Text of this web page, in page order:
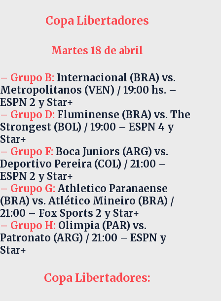
Copa Libertadores
Martes 18 de abril
– Grupo B: Internacional (BRA) vs.
Metropolitanos (VEN) / 19:00 hs. –
ESPN 2 y Star+
– Grupo D: Fluminense (BRA) vs. The
Strongest (BOL) / 19:00 – ESPN 4 y
Star+
– Grupo F: Boca Juniors (ARG) vs.
Deportivo Pereira (COL) / 21:00 –
ESPN 2 y Star+
– Grupo G: Athletico Paranaense
(BRA) vs. Atlético Mineiro (BRA) /
21:00 – Fox Sports 2 y Star+
– Grupo H: Olimpia (PAR) vs.
Patronato (ARG) / 21:00 – ESPN y
Star+
Copa Libertadores: